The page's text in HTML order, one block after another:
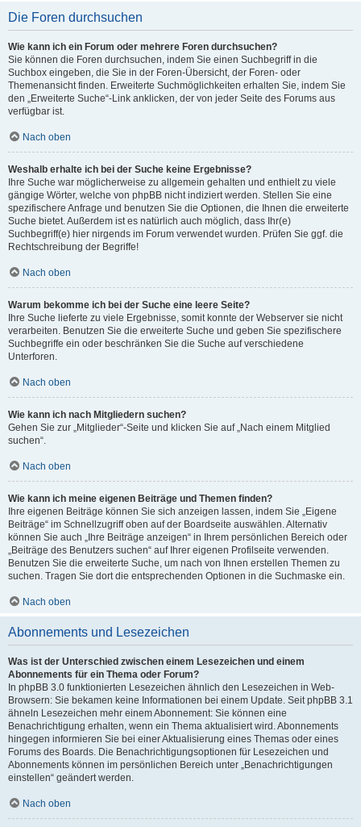
Die Foren durchsuchen
Wie kann ich ein Forum oder mehrere Foren durchsuchen?
Sie können die Foren durchsuchen, indem Sie einen Suchbegriff in die
Suchbox eingeben, die Sie in der Foren-Übersicht, der Foren- oder
Themenansicht finden. Erweiterte Suchmöglichkeiten erhalten Sie, indem Sie
den „Erweiterte Suche“-Link anklicken, der von jeder Seite des Forums aus
verfügbar ist.
Nach oben
Weshalb erhalte ich bei der Suche keine Ergebnisse?
Ihre Suche war möglicherweise zu allgemein gehalten und enthielt zu viele
gängige Wörter, welche von phpBB nicht indiziert werden. Stellen Sie eine
spezifischere Anfrage und benutzen Sie die Optionen, die Ihnen die erweiterte
Suche bietet. Außerdem ist es natürlich auch möglich, dass Ihr(e)
Suchbegriff(e) hier nirgends im Forum verwendet wurden. Prüfen Sie ggf. die
Rechtschreibung der Begriffe!
Nach oben
Warum bekomme ich bei der Suche eine leere Seite?
Ihre Suche lieferte zu viele Ergebnisse, somit konnte der Webserver sie nicht
verarbeiten. Benutzen Sie die erweiterte Suche und geben Sie spezifischere
Suchbegriffe ein oder beschränken Sie die Suche auf verschiedene
Unterforen.
Nach oben
Wie kann ich nach Mitgliedern suchen?
Gehen Sie zur „Mitglieder“-Seite und klicken Sie auf „Nach einem Mitglied
suchen“.
Nach oben
Wie kann ich meine eigenen Beiträge und Themen finden?
Ihre eigenen Beiträge können Sie sich anzeigen lassen, indem Sie „Eigene
Beiträge“ im Schnellzugriff oben auf der Boardseite auswählen. Alternativ
können Sie auch „Ihre Beiträge anzeigen“ in Ihrem persönlichen Bereich oder
„Beiträge des Benutzers suchen“ auf Ihrer eigenen Profilseite verwenden.
Benutzen Sie die erweiterte Suche, um nach von Ihnen erstellen Themen zu
suchen. Tragen Sie dort die entsprechenden Optionen in die Suchmaske ein.
Nach oben
Abonnements und Lesezeichen
Was ist der Unterschied zwischen einem Lesezeichen und einem
Abonnements für ein Thema oder Forum?
In phpBB 3.0 funktionierten Lesezeichen ähnlich den Lesezeichen in Web-
Browsern: Sie bekamen keine Informationen bei einem Update. Seit phpBB 3.1
ähneln Lesezeichen mehr einem Abonnement: Sie können eine
Benachrichtigung erhalten, wenn ein Thema aktualisiert wird. Abonnements
hingegen informieren Sie bei einer Aktualisierung eines Themas oder eines
Forums des Boards. Die Benachrichtigungsoptionen für Lesezeichen und
Abonnements können im persönlichen Bereich unter „Benachrichtigungen
einstellen“ geändert werden.
Nach oben